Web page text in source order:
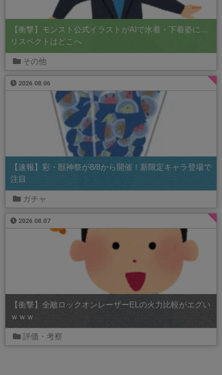
【衝撃】モンスト公式イラストがAIで水着・下着姿に…
リスペクトはどこへ
その他
2026.08.06
【速報】彩・獣神祭が8/8から開催！新限定キャラ登場で
注目
ガチャ
2026.08.07
【衝撃】全敵ロックオンレーザーELの火力比較がエグい
ｗｗｗ
評価・考察